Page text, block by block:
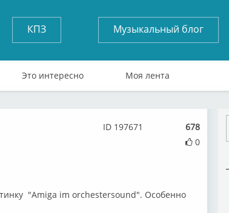
КПЗ Музыкальный блог
Это интересно Моя лента
678
0
ID 197671
"Amiga im orchestersound". Особенно